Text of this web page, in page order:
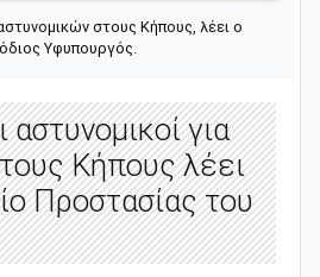
στους Κήπους, λέει ο
Υφυπουργός.
για
Κήπους λέει
Προστασίας του